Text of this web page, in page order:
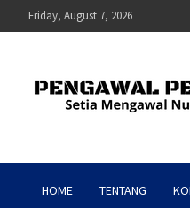
to
Friday, August 7, 2026
Pengawal
HOME TENTANG